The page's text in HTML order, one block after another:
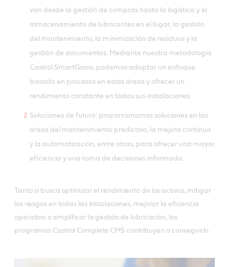
van desde la gestión de compras hasta la logística y el
almacenamiento de lubricantes en el lugar, la gestión
del mantenimiento, la minimización de residuos y la
gestión de documentos. Mediante nuestra metodología
Castrol SmartGains, podemos adoptar un enfoque
basado en procesos en estas áreas y ofrecer un
rendimiento constante en todas sus instalaciones.
Soluciones de futuro: proporcionamos soluciones en las
áreas del mantenimiento predictivo, la mejora continua
y la automatización, entre otras, para ofrecer una mayor
eficiencia y una toma de decisiones informada.
Tanto si busca optimizar el rendimiento de los activos, mitigar
los riesgos en todas las instalaciones, mejorar la eficiencia
operativa o simplificar la gestión de lubricación, los
programas Castrol Complete CMS contribuyen a conseguirlo.